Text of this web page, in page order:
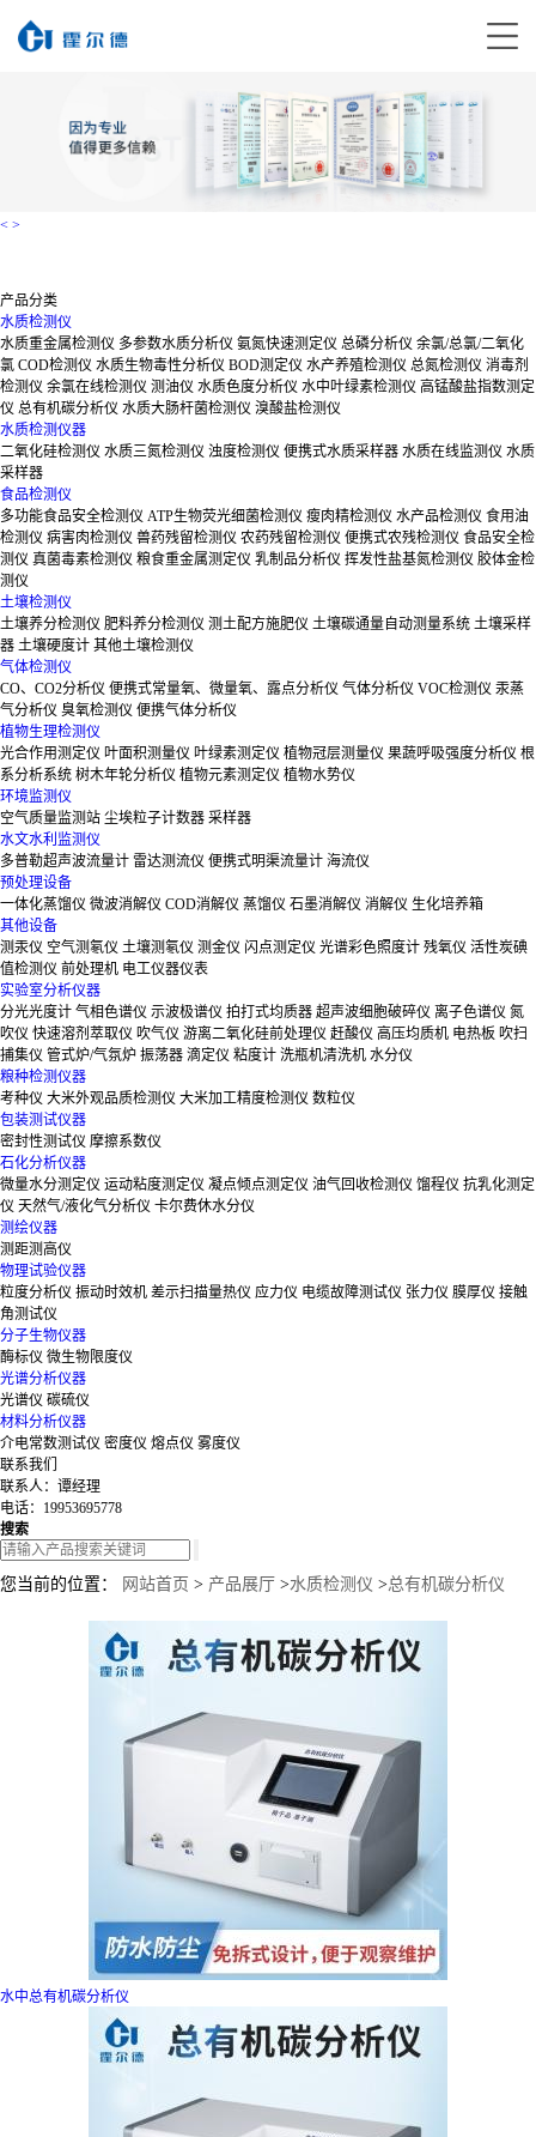
< >
产品分类
水质检测仪
水质重金属检测仪 多参数水质分析仪 氨氮快速测定仪 总磷分析仪 余氯/总氯/二氧化
氯 COD检测仪 水质生物毒性分析仪 BOD测定仪 水产养殖检测仪 总氮检测仪 消毒剂
检测仪 余氯在线检测仪 测油仪 水质色度分析仪 水中叶绿素检测仪 高锰酸盐指数测定
仪 总有机碳分析仪 水质大肠杆菌检测仪 溴酸盐检测仪
水质检测仪器
二氧化硅检测仪 水质三氮检测仪 浊度检测仪 便携式水质采样器 水质在线监测仪 水质
采样器
食品检测仪
多功能食品安全检测仪 ATP生物荧光细菌检测仪 瘦肉精检测仪 水产品检测仪 食用油
检测仪 病害肉检测仪 兽药残留检测仪 农药残留检测仪 便携式农残检测仪 食品安全检
测仪 真菌毒素检测仪 粮食重金属测定仪 乳制品分析仪 挥发性盐基氮检测仪 胶体金检
测仪
土壤检测仪
土壤养分检测仪 肥料养分检测仪 测土配方施肥仪 土壤碳通量自动测量系统 土壤采样
器 土壤硬度计 其他土壤检测仪
气体检测仪
CO、CO2分析仪 便携式常量氧、微量氧、露点分析仪 气体分析仪 VOC检测仪 汞蒸
气分析仪 臭氧检测仪 便携气体分析仪
植物生理检测仪
光合作用测定仪 叶面积测量仪 叶绿素测定仪 植物冠层测量仪 果蔬呼吸强度分析仪 根
系分析系统 树木年轮分析仪 植物元素测定仪 植物水势仪
环境监测仪
空气质量监测站 尘埃粒子计数器 采样器
水文水利监测仪
多普勒超声波流量计 雷达测流仪 便携式明渠流量计 海流仪
预处理设备
一体化蒸馏仪 微波消解仪 COD消解仪 蒸馏仪 石墨消解仪 消解仪 生化培养箱
其他设备
测汞仪 空气测氡仪 土壤测氡仪 测金仪 闪点测定仪 光谱彩色照度计 残氧仪 活性炭碘
值检测仪 前处理机 电工仪器仪表
实验室分析仪器
分光光度计 气相色谱仪 示波极谱仪 拍打式均质器 超声波细胞破碎仪 离子色谱仪 氮
吹仪 快速溶剂萃取仪 吹气仪 游离二氧化硅前处理仪 赶酸仪 高压均质机 电热板 吹扫
捕集仪 管式炉/气氛炉 振荡器 滴定仪 粘度计 洗瓶机清洗机 水分仪
粮种检测仪器
考种仪 大米外观品质检测仪 大米加工精度检测仪 数粒仪
包装测试仪器
密封性测试仪 摩擦系数仪
石化分析仪器
微量水分测定仪 运动粘度测定仪 凝点倾点测定仪 油气回收检测仪 馏程仪 抗乳化测定
仪 天然气/液化气分析仪 卡尔费休水分仪
测绘仪器
测距测高仪
物理试验仪器
粒度分析仪 振动时效机 差示扫描量热仪 应力仪 电缆故障测试仪 张力仪 膜厚仪 接触
角测试仪
分子生物仪器
酶标仪 微生物限度仪
光谱分析仪器
光谱仪 碳硫仪
材料分析仪器
介电常数测试仪 密度仪 熔点仪 雾度仪
联系我们
联系人：谭经理
电话：19953695778
搜索
您当前的位置： 网站首页 > 产品展厅 >水质检测仪 >总有机碳分析仪
水中总有机碳分析仪